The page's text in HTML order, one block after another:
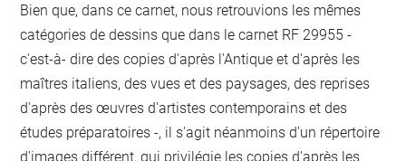
Bien que, dans ce carnet, nous retrouvions les mêmes
catégories de dessins que dans le carnet RF 29955 -
c'est-à- dire des copies d'après l'Antique et d'après les
maîtres italiens, des vues et des paysages, des reprises
d'après des œuvres d'artistes contemporains et des
études préparatoires -, il s'agit néanmoins d'un répertoire
d'images différent, qui privilégie les copies d'après les